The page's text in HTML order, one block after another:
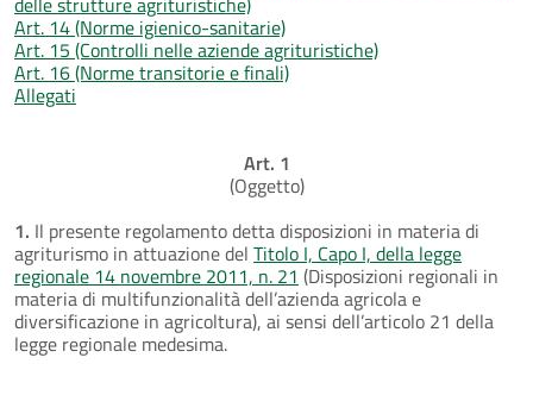
Art. 14 (Norme igienico-sanitarie)
Art. 15 (Controlli nelle aziende agrituristiche)
Art. 16 (Norme transitorie e finali)
Allegati
Art. 1
(Oggetto)
1. Il presente regolamento detta disposizioni in materia di
agriturismo in attuazione del Titolo I, Capo I, della legge
regionale 14 novembre 2011, n. 21 (Disposizioni regionali in
materia di multifunzionalità dell’azienda agricola e
diversificazione in agricoltura), ai sensi dell’articolo 21 della
legge regionale medesima.